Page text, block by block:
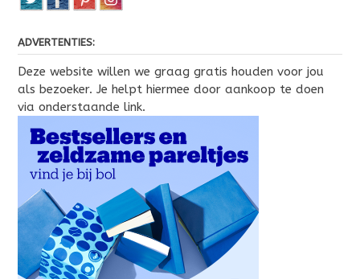
ADVERTENTIES:
Deze website willen we graag gratis houden voor jou
als bezoeker. Je helpt hiermee door aankoop te doen
via onderstaande link.